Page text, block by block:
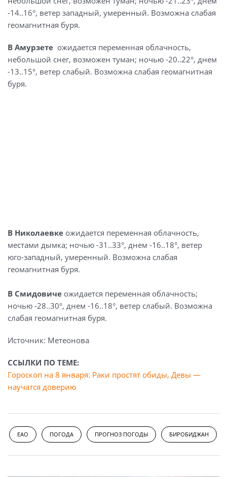
-14..16°, ветер западный, умеренный. Возможна слабая
геомагнитная буря.
В Амурзете ожидается переменная облачность,
небольшой снег, возможен туман; ночью -20..22°, днем
-13..15°, ветер слабый. Возможна слабая геомагнитная
буря.
В Николаевке ожидается переменная облачность,
местами дымка; ночью -31..33°, днем -16..18°, ветер
юго-западный, умеренный. Возможна слабая
геомагнитная буря.
В Смидовиче ожидается переменная облачность;
ночью -28..30°, днем -16..18°, ветер слабый. Возможна
слабая геомагнитная буря.
Источник: Метеонова
ССЫЛКИ ПО ТЕМЕ:
Гороскоп на 8 января: Раки простят обиды, Девы —
научатся доверию
ЕАО ПОГОДА ПРОГНОЗ ПОГОДЫ БИРОБИДЖАН